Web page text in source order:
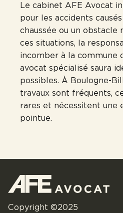
Le cabinet AFE Avocat
pour les accidents
chaussée ou un obstacle
ces situations, la
incomber à la commune
avocat spécialisé saura
possibles. À Boulogne-
travaux sont fréquents,
rares et nécessitent une
pointue.
Copyright ©2025